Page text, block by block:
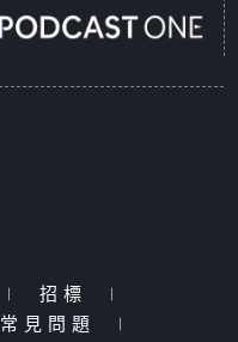
| 招標
|
常見問題
|